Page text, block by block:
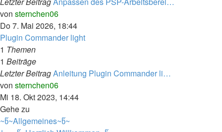
von sternchen06Neuester
Beitrag
Do 7. Mai 2026, 18:44
Plugin Commander light
1 Themen
1 Beiträge
Letzter BeitragAnleitung Plugin Commander li…
von sternchen06Neuester
Beitrag
Mi 18. Okt 2023, 14:44
Gehe zu
~წ~Allgemeines~წ~